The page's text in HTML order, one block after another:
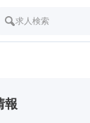
求人検索
報